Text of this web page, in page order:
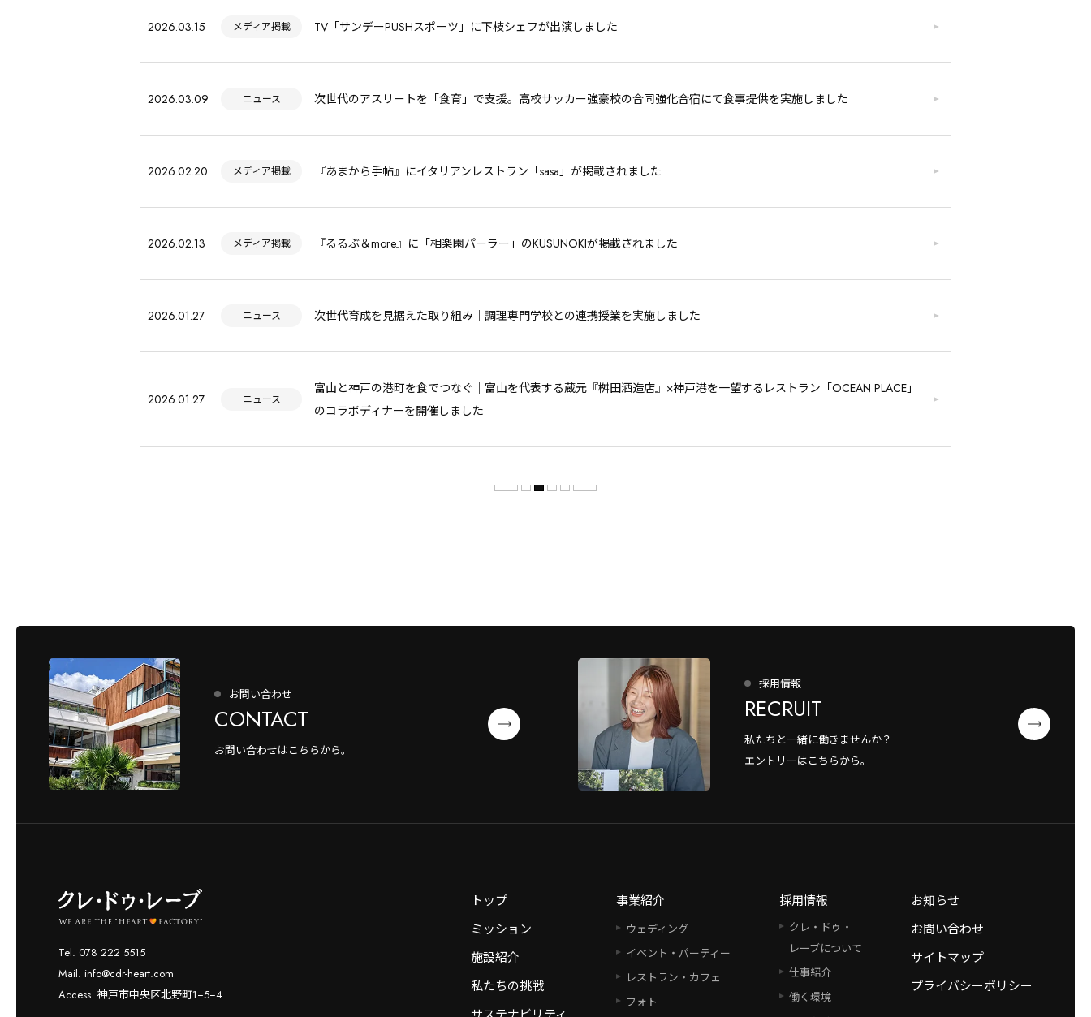
2026.03.15 メディア掲載 TV「サンデーPUSHスポーツ」に下枝シェフが出演しました
2026.03.09 ニュース 次世代のアスリートを「食育」で支援。高校サッカー強豪校の合同強化合宿にて食事提供を実施しました
2026.02.20 メディア掲載 『あまから手帖』にイタリアンレストラン「sasa」が掲載されました
2026.02.13 メディア掲載 『るるぶ＆more』に「相楽園パーラー」のKUSUNOKIが掲載されました
2026.01.27 ニュース 次世代育成を見据えた取り組み｜調理専門学校との連携授業を実施しました
2026.01.27 ニュース
富山と神戸の港町を食でつなぐ｜富山を代表する蔵元『桝田酒造店』×神戸港を一望するレストラン「OCEAN PLACE」
のコラボディナーを開催しました
お問い合わせ
CONTACT
お問い合わせはこちらから。
採用情報
RECRUIT
私たちと一緒に働きませんか？
エントリーはこちらから。
Tel. 078 222 5515
Mail. info@cdr-heart.com
Access. 神戸市中央区北野町1−5−4
トップ
ミッション
施設紹介
私たちの挑戦
事業紹介
ウェディング
イベント・パーティー
レストラン・カフェ
フォト
採用情報
クレ・ドゥ・
レーブについて
仕事紹介
働く環境
お知らせ
お問い合わせ
サイトマップ
プライバシーポリシー